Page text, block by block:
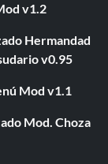
v1.2
Hermandad
v0.95
Mod v1.1
Mod. Choza